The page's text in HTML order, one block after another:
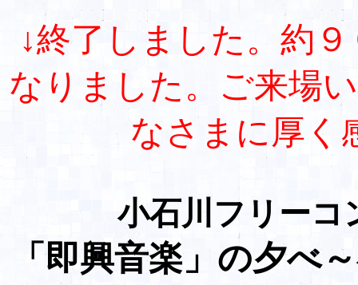
↓終了しました。約
なりました。ご来場
なさまに厚く
小石川フリー
「即興音楽」の夕べ